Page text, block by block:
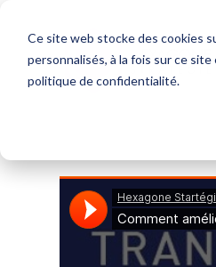
Ce site web stocke des cookies
personnalisés, à la fois sur ce
politique de confidentialité.